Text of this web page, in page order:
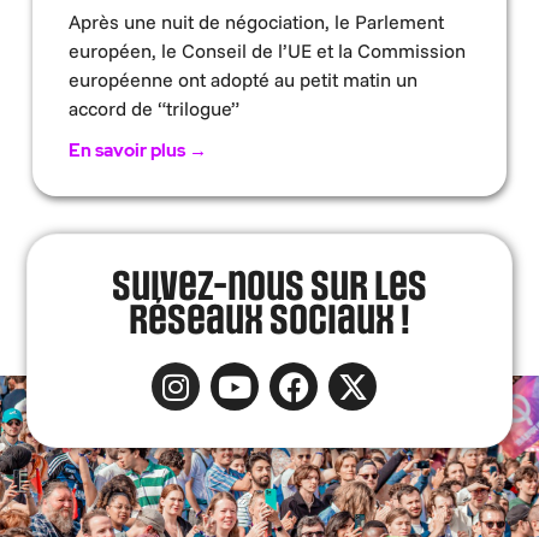
Après une nuit de négociation, le Parlement
européen, le Conseil de l’UE et la Commission
européenne ont adopté au petit matin un
accord de “trilogue”
En savoir plus →
Suivez-nous sur les
réseaux sociaux !